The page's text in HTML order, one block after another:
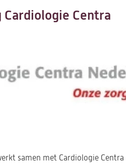
Centra
samen met Cardiologie Centra